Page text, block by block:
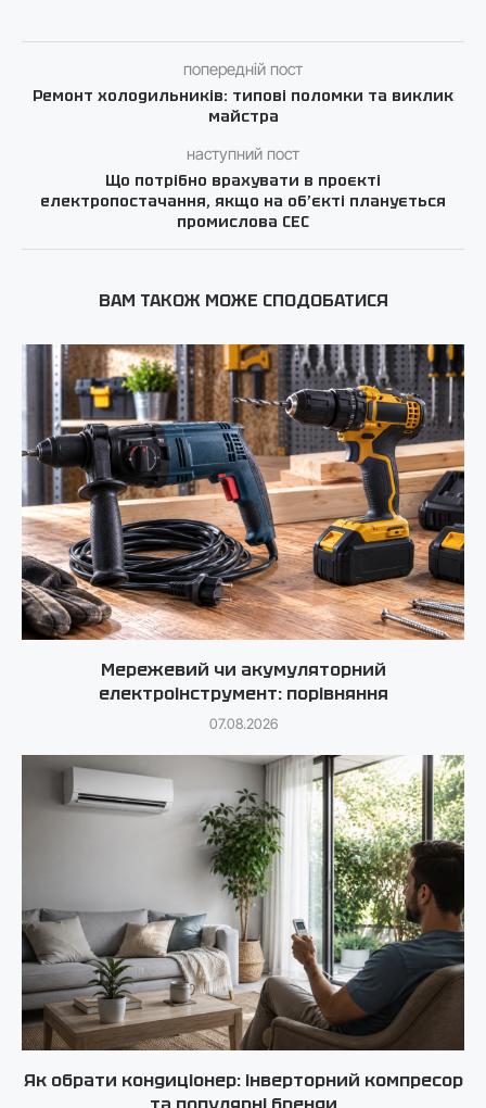
попередній пост
Ремонт холодильників: типові поломки та виклик
майстра
наступний пост
Що потрібно врахувати в проєкті
електропостачання, якщо на об’єкті планується
промислова СЕС
ВАМ ТАКОЖ МОЖЕ СПОДОБАТИСЯ
Мережевий чи акумуляторний
електроінструмент: порівняння
07.08.2026
Як обрати кондиціонер: інверторний компресор